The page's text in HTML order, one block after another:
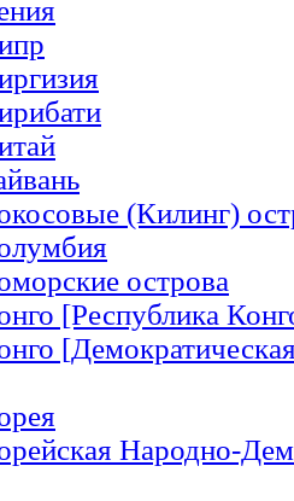
(Килинг)
острова
[Республика
Народно-